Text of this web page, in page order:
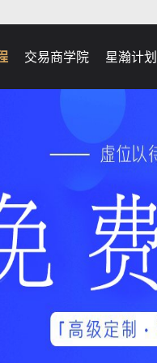
交易商学院 星瀚计划